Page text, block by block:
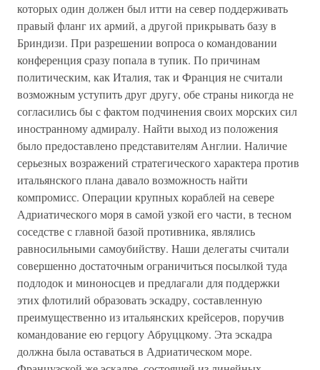
которых один должен был итти на север поддерживать
правый фланг их армий, а другой прикрывать базу в
Бриндизи. При разрешении вопроса о командовании
конференция сразу попала в тупик. По причинам
политическим, как Италия, так и Франция не считали
возможным уступить друг другу, обе страны никогда не
согласились бы с фактом подчинения своих морских сил
иностранному адмиралу. Найти выход из положения
было предоставлено представителям Англии. Наличие
серьезных возражений стратегического характера против
итальянского плана давало возможность найти
компромисс. Операции крупных кораблей на севере
Адриатического моря в самой узкой его части, в тесном
соседстве с главной базой противника, являлись
равносильными самоубийству. Наши делегаты считали
совершенно достаточным ограничиться посылкой туда
подлодок и миноносцев и предлагали для поддержки
этих флотилий образовать эскадру, составленную
преимущественно из итальянских крейсеров, поручив
командование ею герцогу Абруццкому. Эта эскадра
должна была оставаться в Адриатическом море.